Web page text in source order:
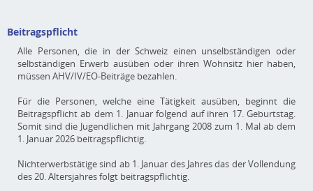
Beitragspflicht
Alle Personen, die in der Schweiz einen unselbständigen oder
selbständigen Erwerb ausüben oder ihren Wohnsitz hier haben,
müssen AHV/IV/EO-Beiträge bezahlen.
Für die Personen, welche eine Tätigkeit ausüben, beginnt die
Beitragspflicht ab dem 1. Januar folgend auf ihren 17. Geburtstag.
Somit sind die Jugendlichen mit Jahrgang 2008 zum 1. Mal ab dem
1. Januar 2026 beitragspflichtig.
Nichterwerbstätige sind ab 1. Januar des Jahres das der Vollendung
des 20. Altersjahres folgt beitragspflichtig.